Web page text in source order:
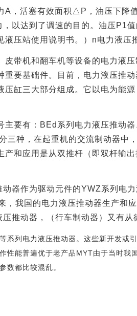
A ，活塞有效面积△ P ，油压下降
，以达到了调速的目的。油压 P1
液压站使用说明书。） n电力液压
皮带机和翻车机等设备的电力液
重要基础件。目前，电力液压推
压缸三大部分组成。它以电为能
要有： BEd 系列电力液压推动器
三种，在起重机的交流制动器中
产和应用是从双推杆（即双杆输
动器作为驱动元件的YWZ系列电
，我国的电力液压推动器生产和
压推动器，（行车制动器）又有从
等系列电力液压推动器。这些新开发或
性能普遍优于老产品MYT由于当时我
数都比较混乱。